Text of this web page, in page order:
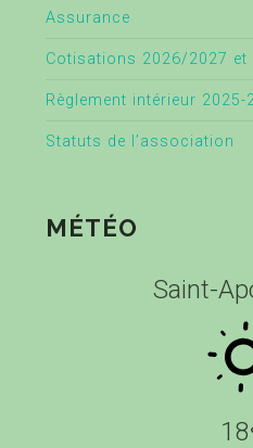
Assurance
Cotisations 2026/2027 et
Règlement intérieur 2025-
Statuts de l’association
MÉTÉO
Saint-
18